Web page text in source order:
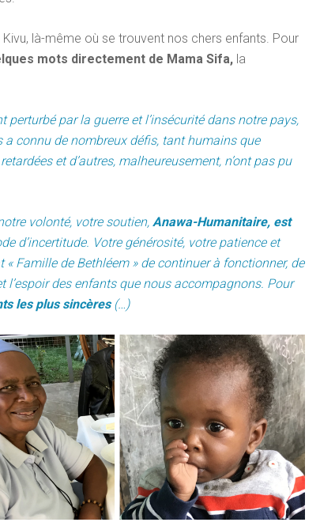
là-même où se trouvent nos chers enfants. Pour
mots directement de Mama Sifa, la
par la guerre et l’insécurité dans notre pays,
connu de nombreux défis, tant humains que
et d’autres, malheureusement, n’ont pas pu
volonté, votre soutien, Anawa-Humanitaire, est
d’incertitude. Votre générosité, votre patience et
Famille de Bethléem » de continuer à fonctionner, de
l’espoir des enfants que nous accompagnons. Pour
les plus sincères(…)